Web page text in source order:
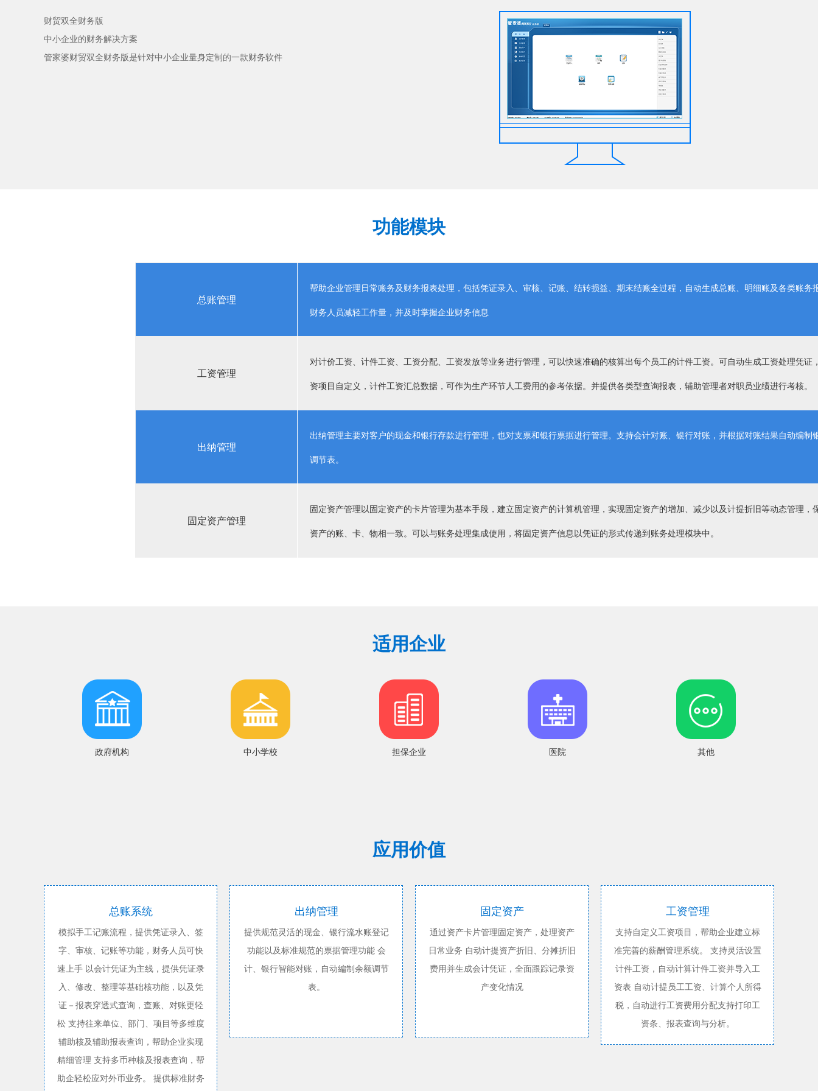
财贸双全财务版
中小企业的财务解决方案
管家婆财贸双全财务版是针对中小企业量身定制的一款财务软件
功能模块
总账管理
帮助企业管理日常账务及财务报表处理，包括凭证录入、审核、记账、结转损益、期末结账全过程，自动生成总账、明细账及各类账务
财务人员减轻工作量，并及时掌握企业财务信息
工资管理
对计价工资、计件工资、工资分配、工资发放等业务进行管理，可以快速准确的核算出每个员工的计件工资。可自动生成工资处理凭证
资项目自定义，计件工资汇总数据，可作为生产环节人工费用的参考依据。并提供各类型查询报表，辅助管理者对职员业绩进行考核。
出纳管理
出纳管理主要对客户的现金和银行存款进行管理，也对支票和银行票据进行管理。支持会计对账、银行对账，并根据对账结果自动编制
调节表。
固定资产管理
固定资产管理以固定资产的卡片管理为基本手段，建立固定资产的计算机管理，实现固定资产的增加、减少以及计提折旧等动态管理，
资产的账、卡、物相一致。可以与账务处理集成使用，将固定资产信息以凭证的形式传递到账务处理模块中。
适用企业
政府机构 中小学校 担保企业 医院 其他
应用价值
总账系统
模拟手工记账流程，提供凭证录入、签
字、审核、记账等功能，财务人员可快
速上手 以会计凭证为主线，提供凭证录
入、修改、整理等基础核功能，以及凭
证－报表穿透式查询，查账、对账更轻
松 支持往来单位、部门、项目等多维度
辅助核及辅助报表查询，帮助企业实现
精细管理 支持多币种核及报表查询，帮
助企轻松应对外币业务。 提供标准財务
出纳管理
提供规范灵活的现金、银行流水账登记
功能以及标准规范的票据管理功能 会
计、银行智能对账，自动編制余额调节
表。
固定资产
通过资产卡片管理固定资产，处理资产
日常业务 自动计提资产折旧、分摊折旧
费用并生成会计凭证，全面跟踪记录资
产变化情况
工资管理
支持自定义工资项目，帮助企业建立标
准完善的薪酬管理系统。 支持灵活设置
计件工资，自动计算计件工资并导入工
资表 自动计提员工工资、计算个人所得
税，自动进行工资费用分配支持打印工
资条、报表查询与分析。